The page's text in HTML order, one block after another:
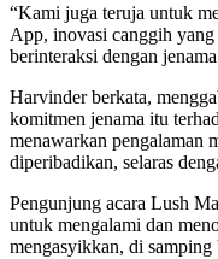
“Kami juga teruja untuk
App, inovasi canggih yang
berinteraksi dengan
Harvinder berkata,
komitmen jenama itu
menawarkan pengalaman
diperibadikan, selaras
Pengunjung acara Lush
untuk mengalami dan
mengasyikkan, di